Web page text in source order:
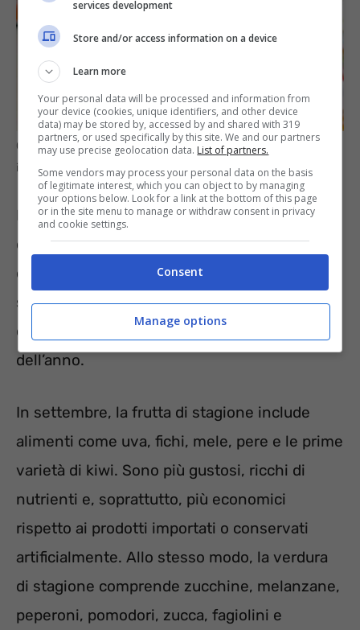
Cosa acquistare a settembre per risparmiare sulla spesa –
informazioneoggi.it
I cassieri del supermercato, pur conoscendo
queste dinamiche, raramente le spiegano
direttamente ai clienti. La soluzione è quindi
semplice e immediata: orientarsi verso ciò
che la natura offre in questo periodo
dell’anno.
In settembre, la frutta di stagione include
alimenti come uva, fichi, mele, pere e le prime
varietà di kiwi. Sono più gustosi, ricchi di
nutrienti e, soprattutto, più economici
rispetto ai prodotti importati o conservati
artificialmente. Allo stesso modo, la verdura
di stagione comprende zucchine, melanzane,
peperoni, pomodori, zucca, fagiolini e
services development
Store and/or access information on a device
Learn more
Your personal data will be processed and information from
your device (cookies, unique identifiers, and other device
data) may be stored by, accessed by and shared with 319
partners, or used specifically by this site. We and our partners
may use precise geolocation data. List of partners.
Some vendors may process your personal data on the basis
of legitimate interest, which you can object to by managing
your options below. Look for a link at the bottom of this page
or in the site menu to manage or withdraw consent in privacy
and cookie settings.
Consent
Manage options